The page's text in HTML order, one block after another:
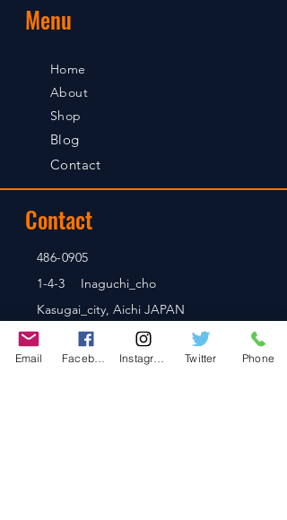
Menu
Home
About
Shop
Blog
Contact
Contact
486-0905
1-4-3 Inaguchi_cho
Kasugai_city, Aichi JAPAN
Email Twitter Phone